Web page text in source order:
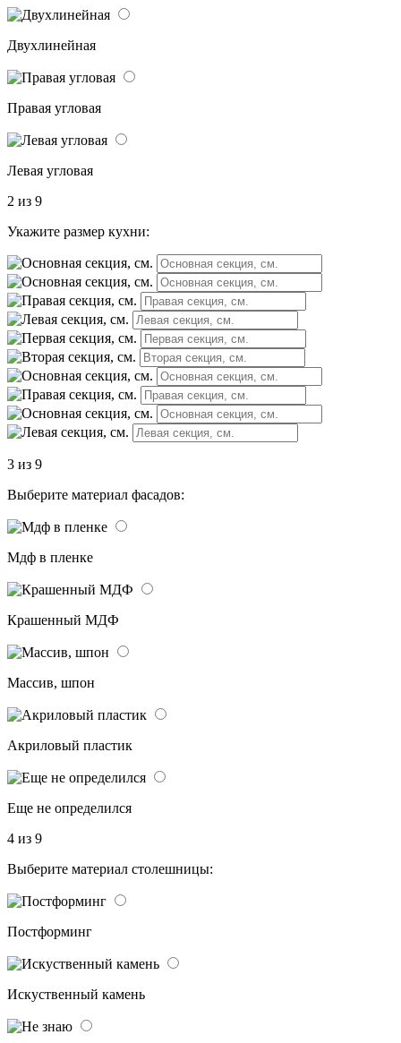
Двухлинейная
Правая угловая
Левая угловая
2 из 9
Укажите размер кухни:
3 из 9
Выберите материал фасадов:
Мдф в пленке
Крашенный МДФ
Массив, шпон
Акриловый пластик
Еще не определился
4 из 9
Выберите материал столешницы:
Постформинг
Искуственный камень